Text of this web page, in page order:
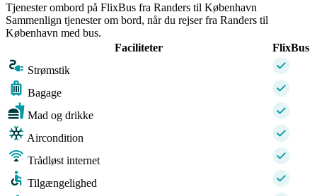
Tjenester ombord på FlixBus fra Randers til København
Sammenlign tjenester om bord, når du rejser fra Randers til
København med bus.
Faciliteter
FlixBus
Strømstik
Bagage
Mad og drikke
Aircondition
Trådløst internet
Tilgængelighed